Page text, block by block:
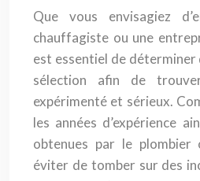
Que vous envisagiez
chauffagiste ou une
est essentiel de
sélection afin de
expérimenté et sérieux.
les années d’expérience
obtenues par le
éviter de tomber sur des